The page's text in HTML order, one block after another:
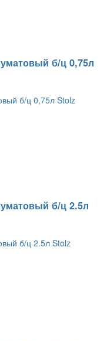
б/ц 0,75л
б/ц 2.5л